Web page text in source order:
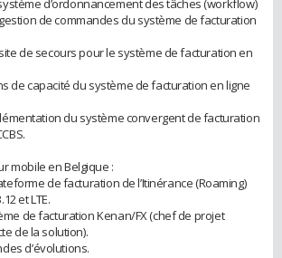
d’ordonnancement des tâches (workflow)
de commandes du système de facturation
de secours pour le système de facturation en
de capacité du système de facturation en ligne
du système convergent de facturation
mobile en Belgique :
de facturation de l’Itinérance (Roaming)
et LTE.
de facturation Kenan/FX (chef de projet
de la solution).
d’évolutions.